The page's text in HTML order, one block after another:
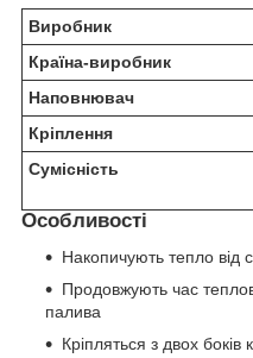
Виробник
Країна-виробник
Наповнювач
Кріплення
Сумісність
Особливості
Накопичують тепло від
Продовжують час
палива
Кріпляться з двох боків